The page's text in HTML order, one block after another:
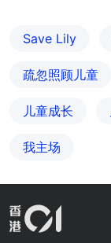
Save Lily
疏忽照顾儿童
儿童成长
我主场